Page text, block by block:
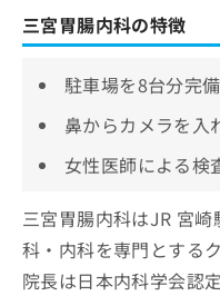
三宮胃腸内科の特徴
駐車場を8台分完備
鼻からカメラを入
女性医師による検
三宮胃腸内科はJR 宮
科・内科を専門とする
院長は日本内科学会認